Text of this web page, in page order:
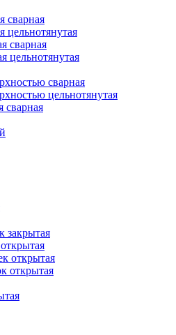
сварная
цельнотянутая
сварная
цельнотянутая
сварная
цельнотянутая
сварная
закрытая
открытая
открытая